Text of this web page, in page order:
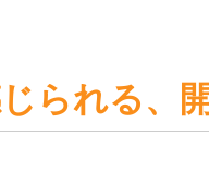
られる、